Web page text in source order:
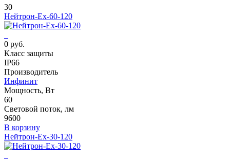
30
Нейтрон-Ех-60-120
0 руб.
Класс защиты
IP66
Производитель
Инфинит
Мощность, Вт
60
Световой поток, лм
9600
В корзину
Нейтрон-Ех-30-120